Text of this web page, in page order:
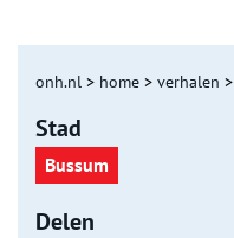
onh.nl > home > verhalen >
Stad
Bussum
Delen